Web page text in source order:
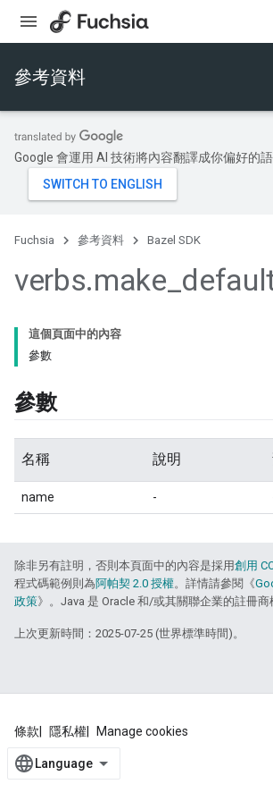
參考資料
Google 會運用 AI 技術將內容翻譯成你偏好的
Fuchsia 參考資料 Bazel SDK
verbs.make_
這個頁面中的內容
參數
參數
名稱 說明
name -
除非另有註明，否則本頁面中的內容是採用創用
程式碼範例則為阿帕契 2.0 授權。詳情請參閱《
政策》。Java 是 Oracle 和/或其關聯企業的註冊商
上次更新時間：2025-07-25 (世界標準時間)。
條款 隱私權 Manage cookies